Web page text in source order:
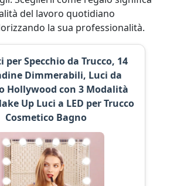
del lavoro quotidiano
la sua professionalità.
per Specchio da Trucco, 14
Dimmerabili, Luci da
Hollywood con 3 Modalità
Up Luci a LED per Trucco
Cosmetico Bagno